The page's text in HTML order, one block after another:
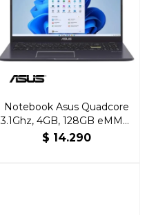
Notebook Asus Quadcore
3.1Ghz, 4GB, 128GB eMMC,
15.6” FHD
$ 14.290